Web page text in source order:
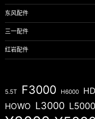
东风配件
三一配件
红岩配件
5.5T F3000 H6000
HOWO L3000 L5000